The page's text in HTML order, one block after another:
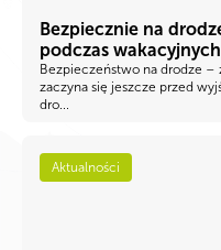
Bezpiecznie na
podczas
Bezpieczeństwo na drodze –
zaczyna się jeszcze przed
dro...
Aktualności